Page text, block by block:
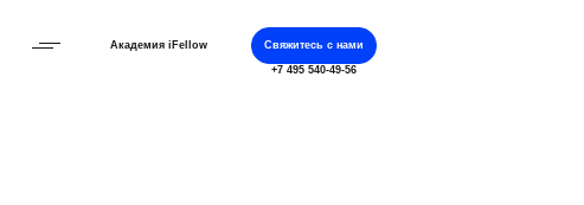
Академия iFellow
Свяжитесь с нами
+7 495 540-49-56